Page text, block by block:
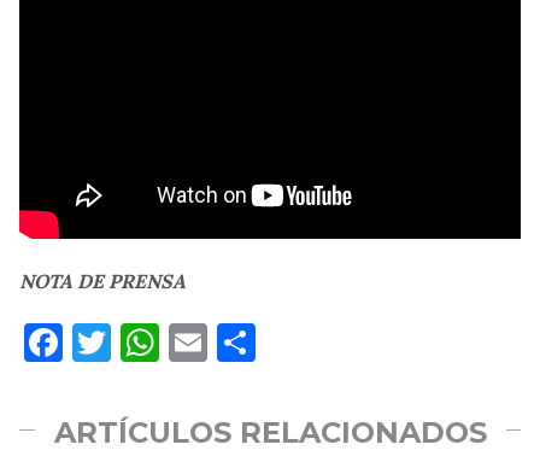
NOTA DE PRENSA
Facebook
Twitter
WhatsApp
Email
ARTÍCULOS RELACIONADOS